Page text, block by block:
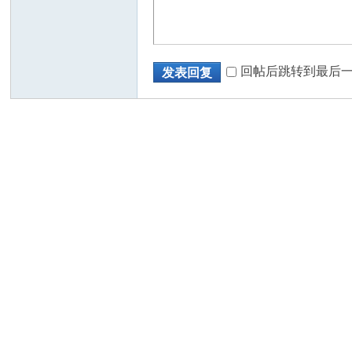
发表回复 回帖后跳转到最后